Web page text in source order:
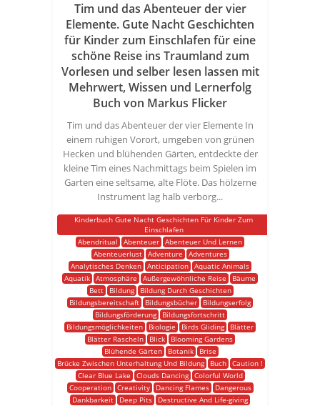
Tim und das Abenteuer der vier
Elemente. Gute Nacht Geschichten
für Kinder zum Einschlafen für eine
schöne Reise ins Traumland zum
Vorlesen und selber lesen lassen mit
Mehrwert, Wissen und Lernerfolg
Buch von Markus Flicker
Tim und das Abenteuer der vier Elemente In
einem ruhigen Vorort, umgeben von grünen
Hecken und blühenden Gärten, entdeckte der
kleine Tim eines Nachmittags beim Spielen im
Garten eine seltsame, alte Flöte. Das hölzerne
Instrument lag halb verborg...
Kinderbuch Gute Nacht Geschichten Für Kinder Zum
Einschlafen
Abendritual
Abenteuer Abenteuer Und Lernen
Abenteuerlust
Adventure
Adventures
Analytisches Denken Anticipation Aquatic Animals
Aquatik Atmosphäre Außergewöhnliche Reise
Bäume
Bett
Bildung
Bildung Durch Geschichten
Bildungsbereitschaft
Bildungsbücher
Bildungserfolg
Bildungsförderung
Bildungsfortschritt
Bildungsmöglichkeiten
Biologie Birds Gliding
Blätter
Blätter Rascheln
Blick
Blooming Gardens
Blühende Gärten
Botanik
Brise
Brücke Zwischen Unterhaltung Und Bildung
Buch Caution !
Clear Blue Lake
Clouds Dancing
Colorful World
Cooperation
Creativity Dancing Flames
Dangerous
Dankbarkeit
Deep Pits
Destructive And Life-giving